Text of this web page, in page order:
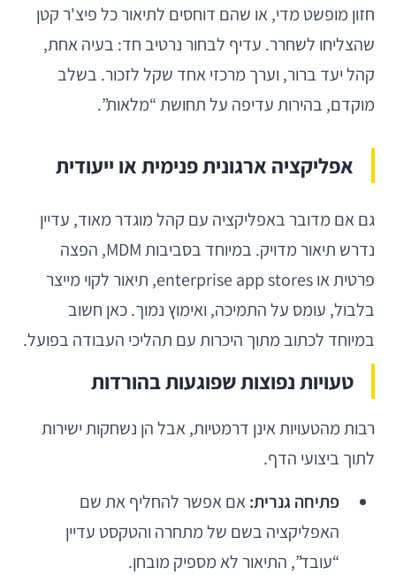
חזון מופשט מדי, או שהם דוחסים לתיאור כל פיצ'ר קטן
שהצליחו לשחרר. עדיף לבחור נרטיב חד: בעיה אחת,
קהל יעד ברור, וערך מרכזי אחד שקל לזכור. בשלב
מוקדם, בהירות עדיפה על תחושת “מלאות”.
אפליקציה ארגונית פנימית או ייעודית
גם אם מדובר באפליקציה עם קהל מוגדר מאוד, עדיין
נדרש תיאור מדויק. במיוחד בסביבות MDM, הפצה
פרטית או enterprise app stores, תיאור לקוי מייצר
בלבול, עומס על התמיכה, ואימוץ נמוך. כאן חשוב
במיוחד לכתוב מתוך היכרות עם תהליכי העבודה בפועל.
טעויות נפוצות שפוגעות בהורדות
רבות מהטעויות אינן דרמטיות, אבל הן נשחקות ישירות
לתוך ביצועי הדף.
פתיחה גנרית:אם אפשר להחליף את שם
האפליקציה בשם של מתחרה והטקסט עדיין
“עובד”, התיאור לא מספיק מובחן.